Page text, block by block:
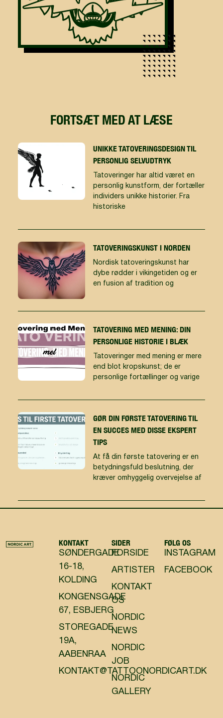
FORTSÆT MED AT LÆSE
UNIKKE TATOVERINGSDESIGN TIL
PERSONLIG SELVUDTRYK
Tatoveringer har altid været en
personlig kunstform, der fortæller
individers unikke historier. Fra
historiske
TATOVERINGSKUNST I NORDEN
Nordisk tatoveringskunst har
dybe rødder i vikingetiden og er
en fusion af tradition og
TATOVERING MED MENING: DIN
PERSONLIGE HISTORIE I BLÆK
Tatoveringer med mening er mere
end blot kropskunst; de er
personlige fortællinger og varige
GØR DIN FØRSTE TATOVERING TIL
EN SUCCES MED DISSE EKSPERT
TIPS
At få din første tatovering er en
betydningsfuld beslutning, der
kræver omhyggelig overvejelse af
KONTAKT
SØNDERGADE
16-18,
KOLDING
KONGENSGADE
67, ESBJERG
STOREGADE
19A,
AABENRAA
KONTAKT@TATTOONORDICART.DK
SIDER
FORSIDE
ARTISTER
KONTAKT
OS
NORDIC
NEWS
NORDIC
JOB
NORDIC
GALLERY
FØLG OS
INSTAGRAM
FACEBOOK